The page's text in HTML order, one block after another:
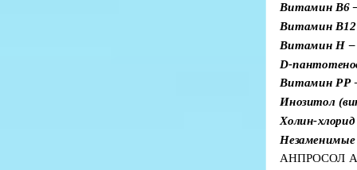
Витамин В6
Витамин В12
Витамин Н –
D-
Витамин РР
Инозитол
Холин-
АНПРОСОЛ